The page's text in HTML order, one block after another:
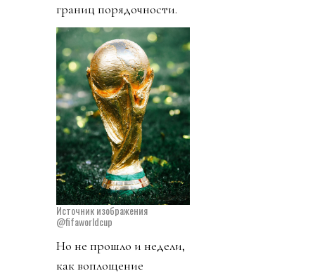
границ порядочности.
Источник изображения
@fifaworldcup
Но не прошло и недели,
как воплощение